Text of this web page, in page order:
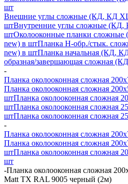
шт
Внешние углы сложные (КД, КД
штВнутренние углы сложные
штОколооконные планки
new) в штПланка H-обр./стык.
new) в штПланка начальная (КД,
образная/завершающая сложная
-
Планка околооконная сложная
Планка околооконная сложная
штПланка околооконная сложная
штПланка околооконная сложная
штПланка околооконная сложная
-
Планка околооконная сложная
Планка околооконная сложная
штПланка околооконная сложная
шт
-Планка околооконная сложная
Matt TX RAL 9005 черный (2м)